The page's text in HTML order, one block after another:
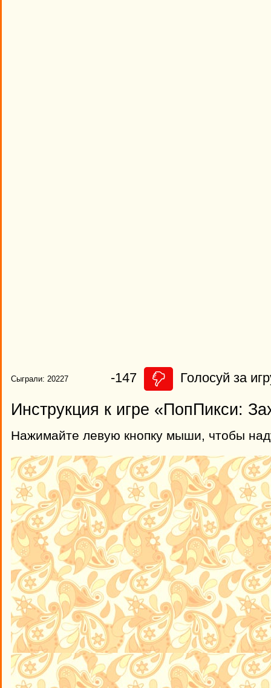
Сыграли: 20227 -147 Голосуй за
Инструкция к игре «ПопПикси:
Нажимайте левую кнопку мыши, чтобы